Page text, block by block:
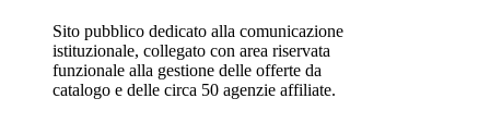
Sito pubblico dedicato alla comunicazione
istituzionale, collegato con area riservata
funzionale alla gestione delle offerte da
catalogo e delle circa 50 agenzie affiliate.